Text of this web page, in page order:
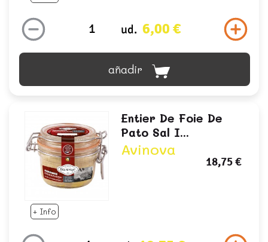
ud. 6,00 €
añadir
+ Info
Entier De Foie De
Pato Sal I...
Avinova
18,75 €